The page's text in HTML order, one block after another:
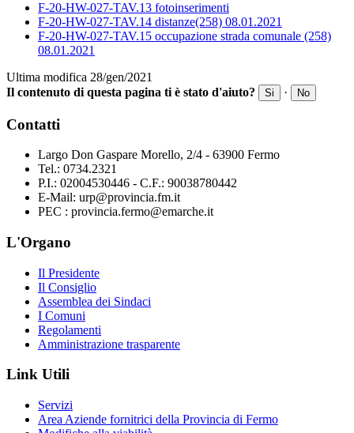
F-20-HW-027-TAV.13 fotoinserimenti
F-20-HW-027-TAV.14 distanze(258) 08.01.2021
F-20-HW-027-TAV.15 occupazione strada comunale (258)
08.01.2021
Ultima modifica 28/gen/2021
Il contenuto di questa pagina ti è stato d'aiuto?
Si · No
Contatti
Largo Don Gaspare Morello, 2/4 - 63900 Fermo
Tel.: 0734.2321
P.I.: 02004530446 - C.F.: 90038780442
E-Mail: urp@provincia.fm.it
PEC : provincia.fermo@emarche.it
L'Organo
Il Presidente
Il Consiglio
Assemblea dei Sindaci
I Comuni
Regolamenti
Amministrazione trasparente
Link Utili
Servizi
Area Aziende fornitrici della Provincia di Fermo